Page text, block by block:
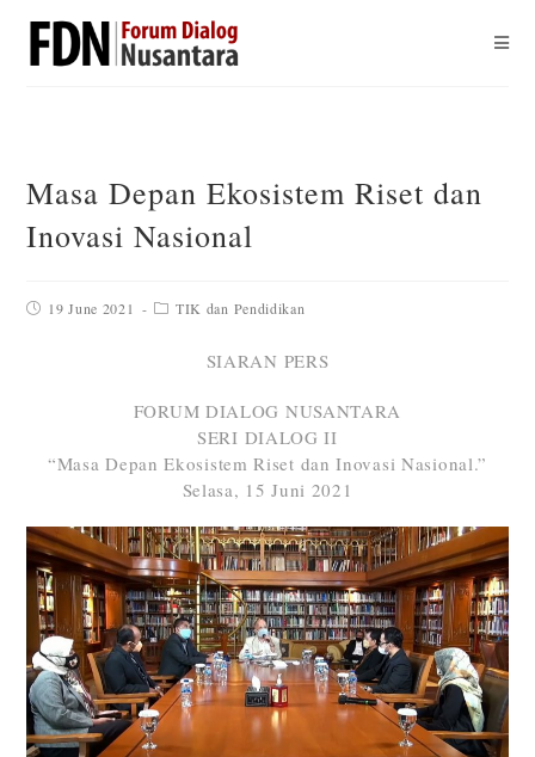
Masa Depan Ekosistem Riset dan
Inovasi Nasional
19 June 2021 TIK dan Pendidikan
SIARAN PERS
FORUM DIALOG NUSANTARA
SERI DIALOG II
“Masa Depan Ekosistem Riset dan Inovasi Nasional.”
Selasa, 15 Juni 2021